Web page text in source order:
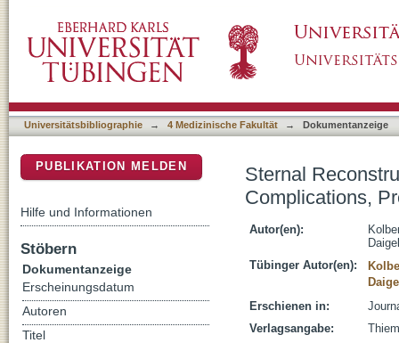
Mortality, and Quality of Life
Universitätsbibliographie → 4 Medizinische Fakultät → Dokumentanzeige
Sternal
Complications,
Autor(en):
Tübinger Autor(en):
Erschienen in:
Verlagsangabe:
PUBLIKATION MELDEN
Hilfe und Informationen
Stöbern
Dokumentanzeige
Erscheinungsdatum
Autoren
Titel